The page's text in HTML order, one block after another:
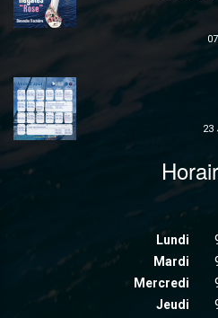
23
Lundi
Mardi
Mercredi
Jeudi